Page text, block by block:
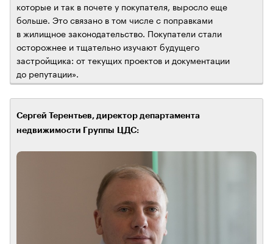
которые и так в почете у покупателя, выросло еще
больше. Это связано в том числе с поправками
в жилищное законодательство. Покупатели стали
осторожнее и тщательно изучают будущего
застройщика: от текущих проектов и документации
до репутации».
Сергей Терентьев, директор департамента
недвижимости Группы ЦДС: